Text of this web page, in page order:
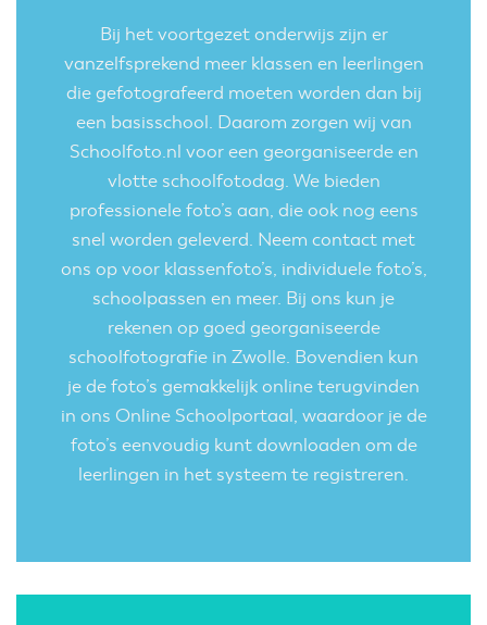
Bij het voortgezet onderwijs zijn er
vanzelfsprekend meer klassen en leerlingen
die gefotografeerd moeten worden dan bij
een basisschool. Daarom zorgen wij van
Schoolfoto.nl voor een georganiseerde en
vlotte schoolfotodag. We bieden
professionele foto’s aan, die ook nog eens
snel worden geleverd. Neem contact met
ons op voor klassenfoto’s, individuele foto’s,
schoolpassen en meer. Bij ons kun je
rekenen op goed georganiseerde
schoolfotografie in Zwolle. Bovendien kun
je de foto’s gemakkelijk online terugvinden
in ons Online Schoolportaal, waardoor je de
foto’s eenvoudig kunt downloaden om de
leerlingen in het systeem te registreren.